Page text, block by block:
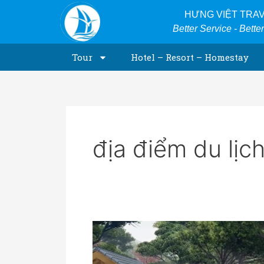
HƯNG VIỆT
Better Service -
Tour Hotel – Resort – Homestay
địa điểm du lịch
Suối
Khoáng
Nóng